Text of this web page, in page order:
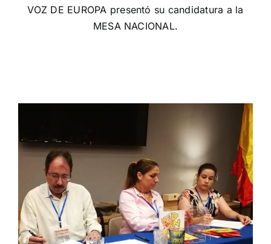
VOZ DE EUROPA presentó su candidatura a la
MESA NACIONAL.